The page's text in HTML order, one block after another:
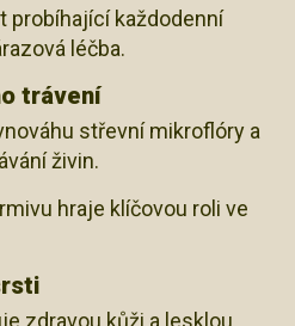
probíhající každodenní
léčba.
trávení
střevní mikroflóry a
živin.
hraje klíčovou roli ve
zdravou kůži a lesklou